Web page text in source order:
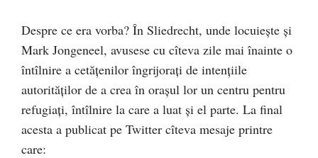
Despre ce era vorba? În Sliedrecht, unde locuiește și
Mark Jongeneel, avusese cu cîteva zile mai înainte o
întîlnire a cetățenilor îngrijorați de intențiile
autorităților de a crea în orașul lor un centru pentru
refugiați, întîlnire la care a luat și el parte. La final
acesta a publicat pe Twitter cîteva mesaje printre
care: